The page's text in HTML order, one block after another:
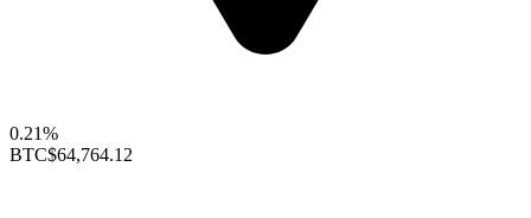
0.21%
BTC$64,764.12